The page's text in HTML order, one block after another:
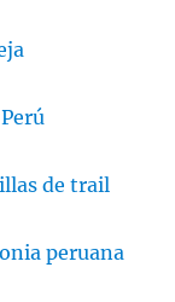
de trail
peruana